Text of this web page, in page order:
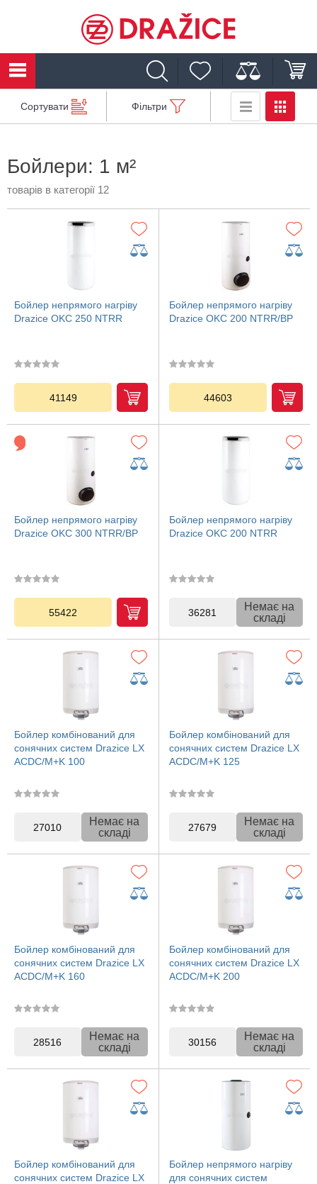
Сортувати Фільтри
Бойлери: 1 м²
товарів в категорії 12
Бойлер непрямого нагріву
Drazice OKC 250 NTRR
41149
Бойлер непрямого нагріву
Drazice OKC 200 NTRR/BP
44603
Бойлер непрямого нагріву
Drazice OKC 300 NTRR/BP
55422
Бойлер непрямого нагріву
Drazice OKC 200 NTRR
36281
Немає на
складі
Бойлер комбінований для
сонячних систем Drazice LX
ACDC/M+K 100
27010
Немає на
складі
Бойлер комбінований для
сонячних систем Drazice LX
ACDC/M+K 125
27679
Немає на
складі
Бойлер комбінований для
сонячних систем Drazice LX
ACDC/M+K 160
28516
Немає на
складі
Бойлер комбінований для
сонячних систем Drazice LX
ACDC/M+K 200
30156
Немає на
складі
Бойлер комбінований для
сонячних систем Drazice LX
Бойлер непрямого нагріву
для сонячних систем